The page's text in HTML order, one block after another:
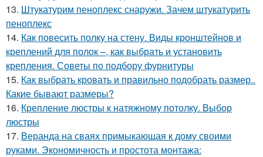
13. Штукатурим пеноплекс снаружи. Зачем штукатурить
пеноплекс
14. Как повесить полку на стену. Виды кронштейнов и
креплений для полок –, как выбрать и установить
крепления. Советы по подбору фурнитуры
15. Как выбрать кровать и правильно подобрать размер..
Какие бывают размеры?
16. Крепление люстры к натяжному потолку. Выбор
люстры
17. Веранда на сваях примыкающая к дому своими
руками. Экономичность и простота монтажа: